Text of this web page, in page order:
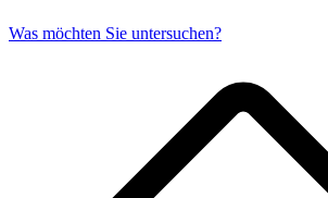
Was möchten Sie untersuchen?